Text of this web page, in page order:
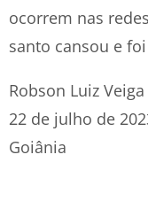
ocorrem nas
santo cansou e
Robson Luiz Veiga
22 de julho de
Goiânia